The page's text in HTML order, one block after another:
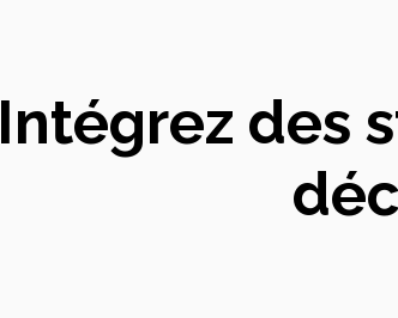
Intégrez des